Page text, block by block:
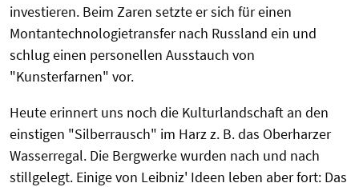
investieren. Beim Zaren setzte er sich für einen
Montantechnologietransfer nach Russland ein und
schlug einen personellen Ausstauch von
"Kunsterfarnen" vor.
Heute erinnert uns noch die Kulturlandschaft an den
einstigen "Silberrausch" im Harz z. B. das Oberharzer
Wasserregal. Die Bergwerke wurden nach und nach
stillgelegt. Einige von Leibniz' Ideen leben aber fort: Das